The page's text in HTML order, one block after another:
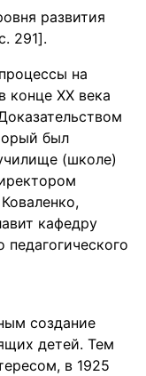
развития
291].
на
конце ХХ века
был
(школе)
кафедру
педагогического
создание
детей. Тем
в 1925